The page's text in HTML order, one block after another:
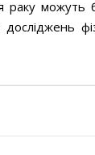
раку можуть